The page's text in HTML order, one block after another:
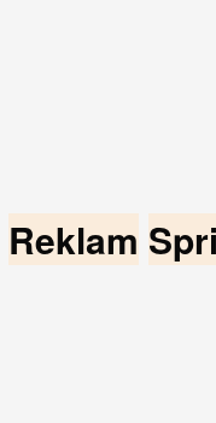
Reklam